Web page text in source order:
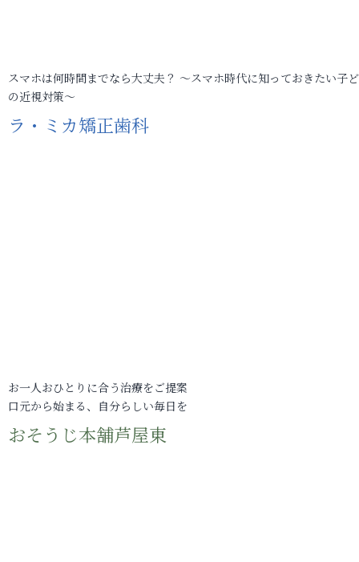
スマホは何時間までなら大丈夫？ ～スマホ時代に知っておきたい子
の近視対策～
ラ・ミカ矯正歯科
お一人おひとりに合う治療をご提案
口元から始まる、自分らしい毎日を
おそうじ本舗芦屋東